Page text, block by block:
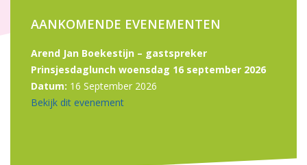
AANKOMENDE EVENEMENTEN
Arend Jan Boekestijn – gastspreker
Prinsjesdaglunch woensdag 16 september 2026
Datum: 16 September 2026
Bekijk dit evenement